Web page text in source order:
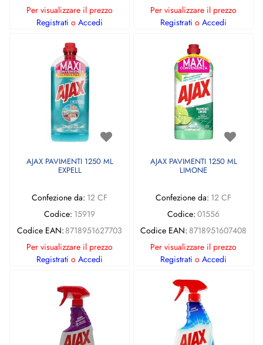
Per visualizzare il prezzo
Registrati o Accedi
Per visualizzare il prezzo
Registrati o Accedi
AJAX PAVIMENTI 1250 ML
EXPELL
Confezione da: 12 CF
Codice: 15919
Codice EAN: 8718951627703
Per visualizzare il prezzo
Registrati o Accedi
AJAX PAVIMENTI 1250 ML
LIMONE
Confezione da: 12 CF
Codice: 01556
Codice EAN: 8718951607408
Per visualizzare il prezzo
Registrati o Accedi